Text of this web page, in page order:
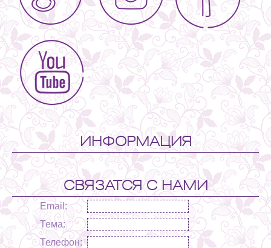
ИНФОРМАЦИЯ
СВЯЗАТСЯ С НАМИ
Email:
Тема:
Телефон: